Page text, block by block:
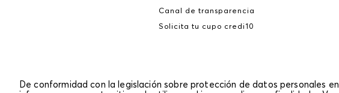
Canal de transparencia
Solicita tu cupo credi10
De conformidad con la legislación sobre protección de datos personales